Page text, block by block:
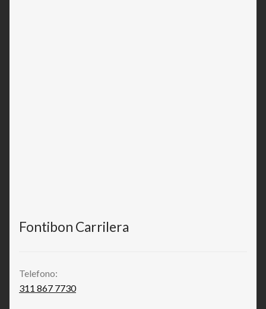
Fontibon Carrilera
Telefono:
311 867 7730